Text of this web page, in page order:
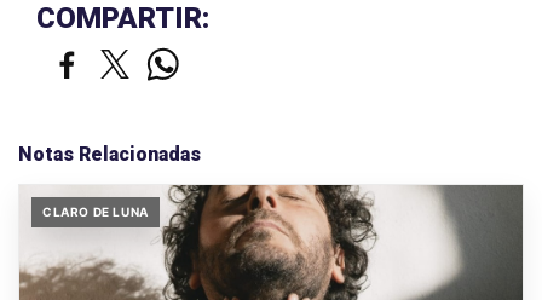
COMPARTIR:
Notas Relacionadas
CLARO DE LUNA